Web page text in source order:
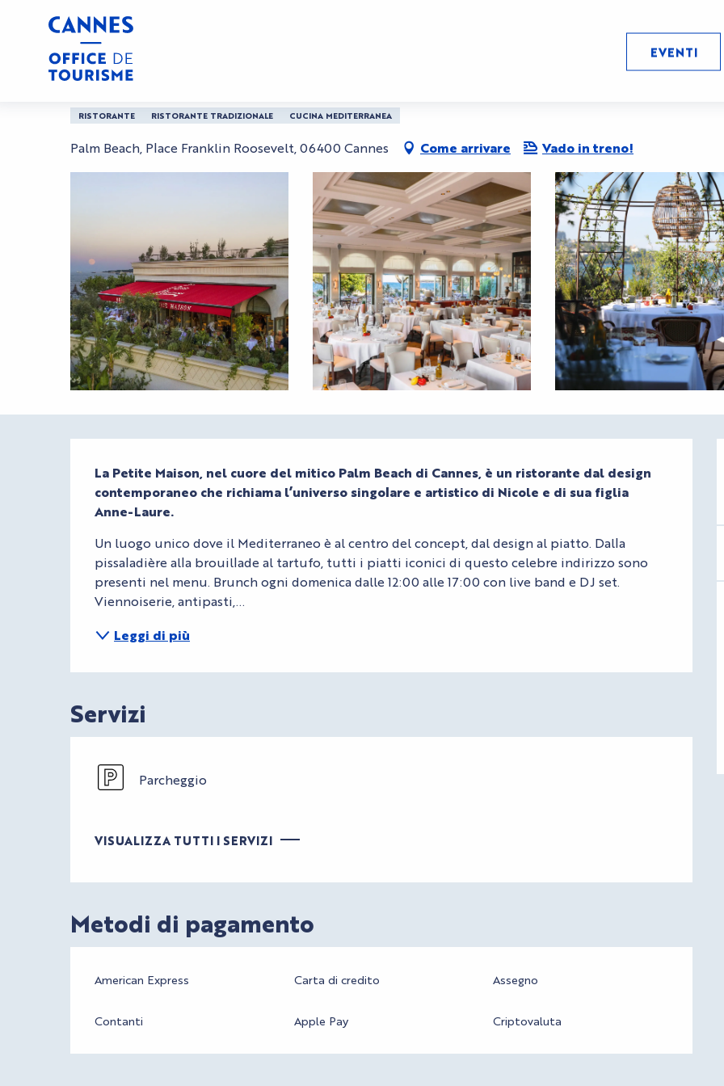
principal
EVENTI
Casa La Petite Maison
La Petite Maison
RISTORANTE RISTORANTE TRADIZIONALE CUCINA MEDITERRANEA
Palm Beach, Place Franklin Roosevelt, 06400 Cannes Come arrivare Vado in treno!
Descrizione
La Petite Maison, nel cuore del mitico Palm Beach di Cannes, è un ristorante dal design
contemporaneo che richiama l’universo singolare e artistico di Nicole e di sua figlia
Anne-Laure.
Un luogo unico dove il Mediterraneo è al centro del concept, dal design al piatto. Dalla
pissaladière alla brouillade al tartufo, tutti i piatti iconici di questo celebre indirizzo sono
presenti nel menu. Brunch ogni domenica dalle 12:00 alle 17:00 con live band e DJ set.
Viennoiserie, antipasti,...
Leggi di più
Servizi
Parcheggio
VISUALIZZA TUTTI I SERVIZI
Metodi di pagamento
American Express Carta di credito Assegno
Contanti Apple Pay Criptovaluta